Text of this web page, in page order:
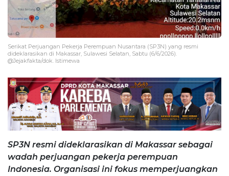
Serikat Perjuangan Pekerja Perempuan Nusantara (SP3N) yang resmi
dideklarasikan di Makassar, Sulawesi Selatan, Sabtu (6/6/2026).
@Jejakfakta/dok. Istimewa
SP3N resmi dideklarasikan di Makassar sebagai
wadah perjuangan pekerja perempuan
Indonesia. Organisasi ini fokus memperjuangkan